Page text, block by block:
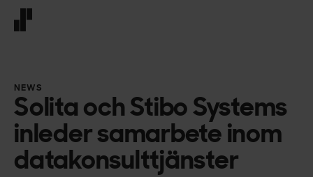
NEWS
Solita och Stibo Systems
inleder samarbete inom
datakonsulttjänster